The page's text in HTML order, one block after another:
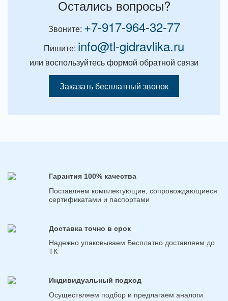
Остались вопросы?
Звоните: +7-917-964-32-77
Пишите: info@tl-gidravlika.ru
или воспользуйтесь формой обратной связи
Заказать бесплатный звонок
Гарантия 100% качества
Поставляем комплектующие, сопровождающиеся
сертификатами и паспортами
Доставка точно в срок
Надежно упаковываем Бесплатно доставляем до
ТК
Индивидуальный подход
Осуществляем подбор и предлагаем аналоги